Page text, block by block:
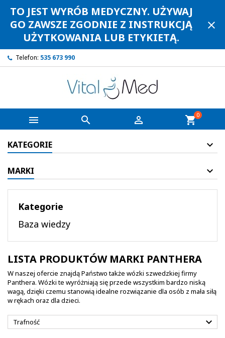
TO JEST WYRÓB MEDYCZNY. UŻYWAJ
GO ZAWSZE ZGODNIE Z INSTRUKCJĄ
UŻYTKOWANIA LUB ETYKIETĄ.
close
Telefon: 535 673 990
   shopping_cart0
KATEGORIE
MARKI
Kategorie
Baza wiedzy
LISTA PRODUKTÓW MARKI PANTHERA
W naszej ofercie znajdą Państwo także wózki szwedzkiej firmy
Panthera. Wózki te wyróżniają się przede wszystkim bardzo niską
wagą, dzięki czemu stanowią idealne rozwiązanie dla osób z mała siłą
w rękach oraz dla dzieci.
Trafność 